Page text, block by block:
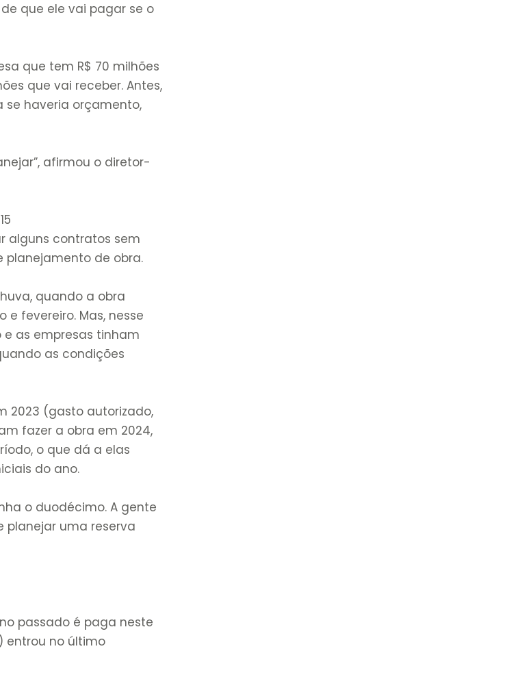
que ele vai pagar se o
que tem R$ 70 milhões
que vai receber. Antes,
se haveria orçamento,
afirmou o diretor-
alguns contratos sem
de obra.
quando a obra
fevereiro. Mas, nesse
as empresas tinham
as condições
2023 (gasto autorizado,
fazer a obra em 2024,
o que dá a elas
do ano.
o duodécimo. A gente
planejar uma reserva
passado é paga neste
entrou no último